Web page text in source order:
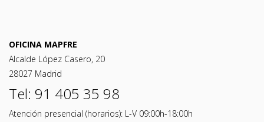
OFICINA MAPFRE
Alcalde López Casero, 20
28027 Madrid
Tel: 91 405 35 98
Atención presencial (horarios): L-V 09:00h-18:00h